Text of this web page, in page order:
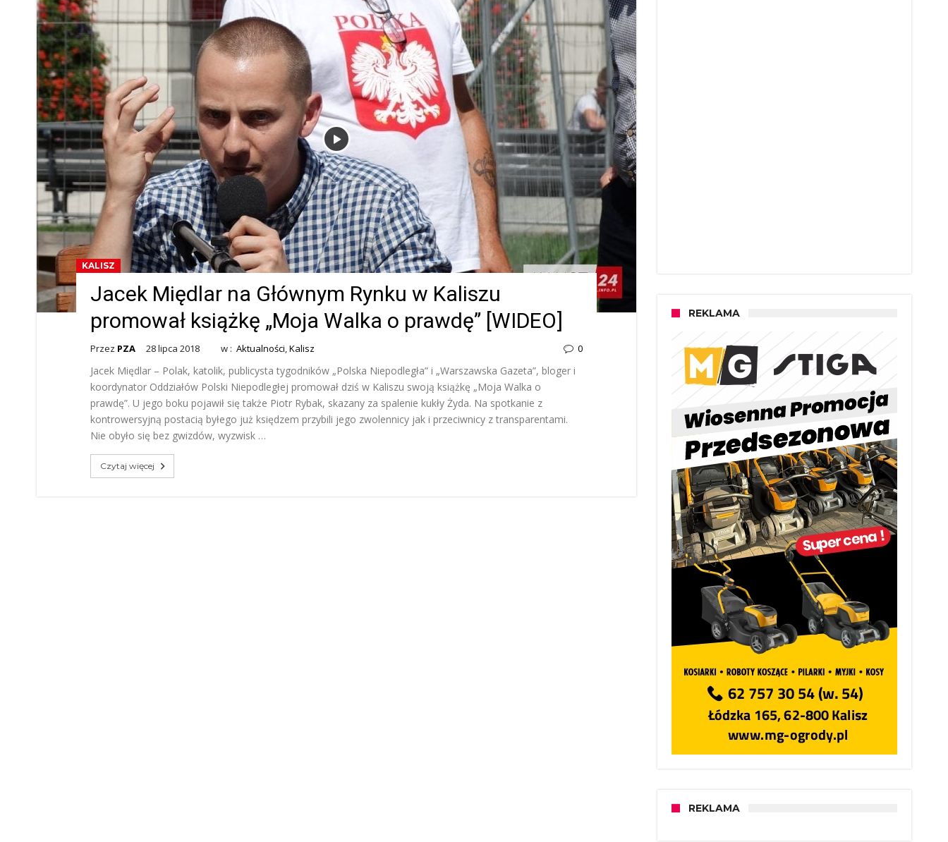
KALISZ
Jacek Międlar na Głównym Rynku w Kaliszu
promował książkę „Moja Walka o prawdę” [WIDEO]
Przez PZA 28 lipca 2018 w : Aktualności,Kalisz 0
Jacek Międlar – Polak, katolik, publicysta tygodników „Polska Niepodległa” i „Warszawska Gazeta”, bloger i
koordynator Oddziałów Polski Niepodległej promował dziś w Kaliszu swoją książkę „Moja Walka o
prawdę”. U jego boku pojawił się także Piotr Rybak, skazany za spalenie kukły Żyda. Na spotkanie z
kontrowersyjną postacią byłego już księdzem przybili jego zwolennicy jak i przeciwnicy z transparentami.
Nie obyło się bez gwizdów, wyzwisk …
Czytaj więcej
REKLAMA
REKLAMA